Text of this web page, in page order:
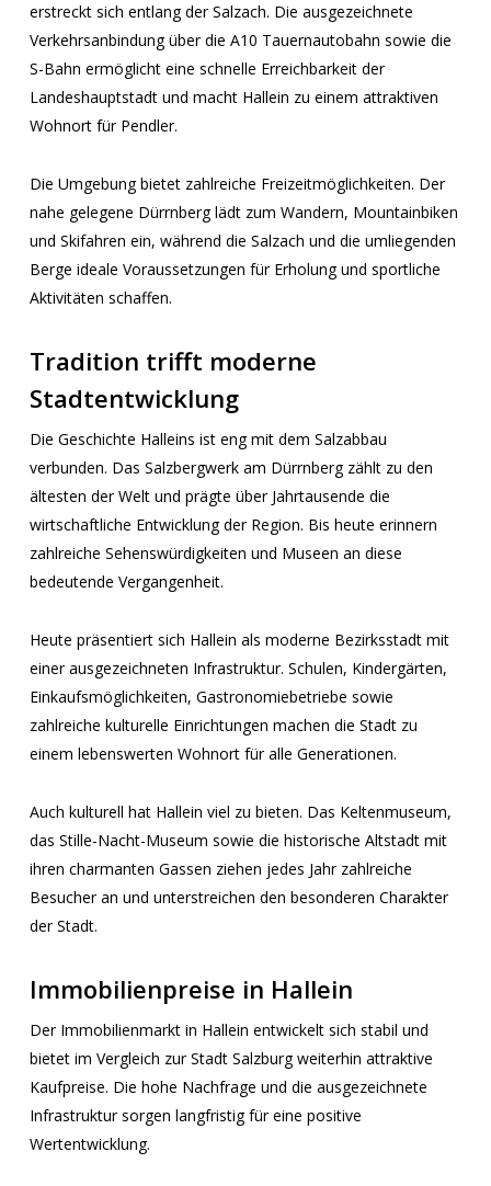
erstreckt sich entlang der Salzach. Die ausgezeichnete
Verkehrsanbindung über die A10 Tauernautobahn sowie die
S-Bahn ermöglicht eine schnelle Erreichbarkeit der
Landeshauptstadt und macht Hallein zu einem attraktiven
Wohnort für Pendler.
Die Umgebung bietet zahlreiche Freizeitmöglichkeiten. Der
nahe gelegene Dürrnberg lädt zum Wandern, Mountainbiken
und Skifahren ein, während die Salzach und die umliegenden
Berge ideale Voraussetzungen für Erholung und sportliche
Aktivitäten schaffen.
Tradition trifft moderne
Stadtentwicklung
Die Geschichte Halleins ist eng mit dem Salzabbau
verbunden. Das Salzbergwerk am Dürrnberg zählt zu den
ältesten der Welt und prägte über Jahrtausende die
wirtschaftliche Entwicklung der Region. Bis heute erinnern
zahlreiche Sehenswürdigkeiten und Museen an diese
bedeutende Vergangenheit.
Heute präsentiert sich Hallein als moderne Bezirksstadt mit
einer ausgezeichneten Infrastruktur. Schulen, Kindergärten,
Einkaufsmöglichkeiten, Gastronomiebetriebe sowie
zahlreiche kulturelle Einrichtungen machen die Stadt zu
einem lebenswerten Wohnort für alle Generationen.
Auch kulturell hat Hallein viel zu bieten. Das Keltenmuseum,
das Stille-Nacht-Museum sowie die historische Altstadt mit
ihren charmanten Gassen ziehen jedes Jahr zahlreiche
Besucher an und unterstreichen den besonderen Charakter
der Stadt.
Immobilienpreise in Hallein
Der Immobilienmarkt in Hallein entwickelt sich stabil und
bietet im Vergleich zur Stadt Salzburg weiterhin attraktive
Kaufpreise. Die hohe Nachfrage und die ausgezeichnete
Infrastruktur sorgen langfristig für eine positive
Wertentwicklung.